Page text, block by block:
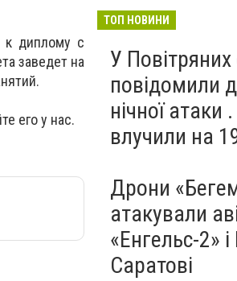
к диплому с
заведет на
его у нас.
ТОП НОВИНИ
У
повідомили
нічної атаки
влучили на
Дрони
атакували
«Енгельс-2»
Саратові